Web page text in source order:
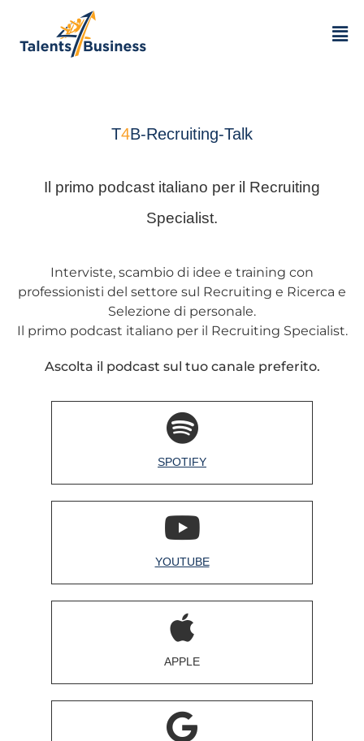
T4B-Recruiting-Talk
Il primo podcast italiano per il Recruiting
Specialist.
Interviste, scambio di idee e training con
professionisti del settore sul Recruiting e Ricerca e
Selezione di personale.
Il primo podcast italiano per il Recruiting Specialist.
Ascolta il podcast sul tuo canale preferito.
SPOTIFY
YOUTUBE
APPLE